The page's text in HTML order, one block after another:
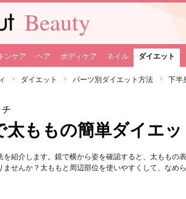
Beauty
ンケア ヘア ボディケア ネイル ダイエット
ダイエット パーツ別ダイエット方法 下半
ももの簡単ダイエッ
紹介します。鏡で横から姿を確認すると、太ももの
せんか？太ももと周辺部位を使いやすくして、なめ